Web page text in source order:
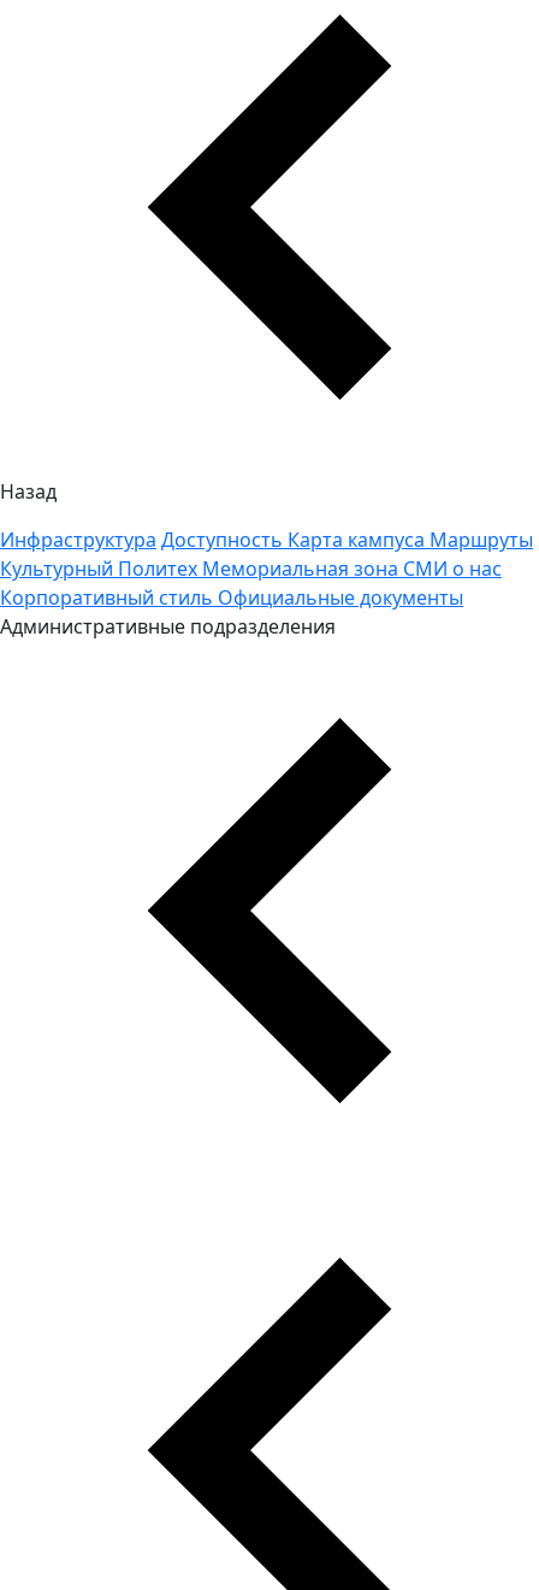
Назад
Инфраструктура Доступность Карта кампуса Маршруты
Культурный Политех Мемориальная зона СМИ о нас
Корпоративный стиль Официальные документы
Административные подразделения